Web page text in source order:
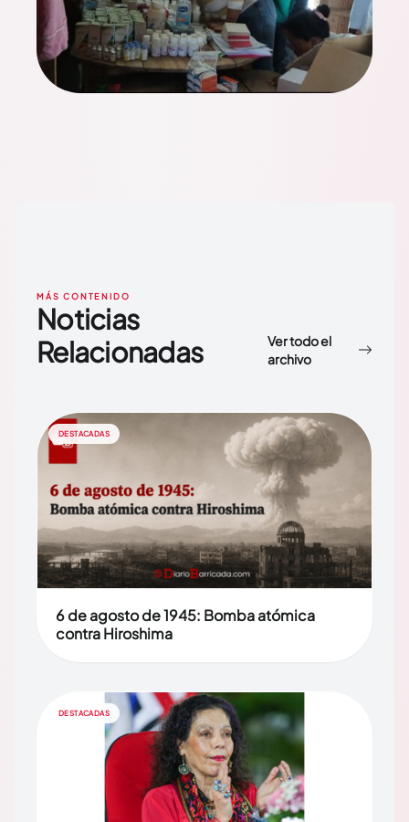
MÁS CONTENIDO
Noticias
Relacionadas
Ver todo el
archivo
DESTACADAS
6 de agosto de 1945: Bomba atómica
contra Hiroshima
DESTACADAS